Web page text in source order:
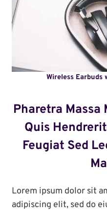
Wireless Earbuds
Pharetra Massa
Quis
Feugiat Sed
Lorem ipsum dolor sit
adipiscing elit, sed do